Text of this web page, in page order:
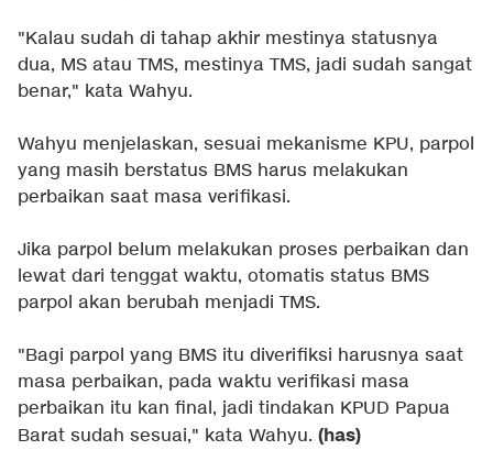
"Kalau sudah di tahap akhir mestinya statusnya
dua, MS atau TMS, mestinya TMS, jadi sudah sangat
benar," kata Wahyu.
Wahyu menjelaskan, sesuai mekanisme KPU, parpol
yang masih berstatus BMS harus melakukan
perbaikan saat masa verifikasi.
Jika parpol belum melakukan proses perbaikan dan
lewat dari tenggat waktu, otomatis status BMS
parpol akan berubah menjadi TMS.
"Bagi parpol yang BMS itu diverifiksi harusnya saat
masa perbaikan, pada waktu verifikasi masa
perbaikan itu kan final, jadi tindakan KPUD Papua
Barat sudah sesuai," kata Wahyu. (has)